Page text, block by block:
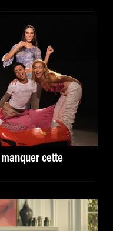
cette